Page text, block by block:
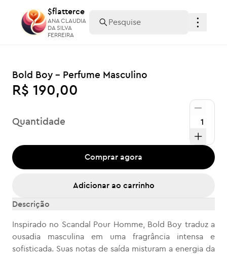
$flatterce
ANA CLAUDIA
DA SILVA
FERREIRA
$flatterce
ANA CLAUDIA
DA SILVA
FERREIRA
Bold Boy - Perfume Masculino
R$ 190,00
Quantidade
Comprar agora
Adicionar ao carrinho
Descrição
Inspirado no Scandal Pour Homme, Bold Boy traduz a
ousadia masculina em uma fragrância intensa e
sofisticada. Suas notas de saída misturam a energia da